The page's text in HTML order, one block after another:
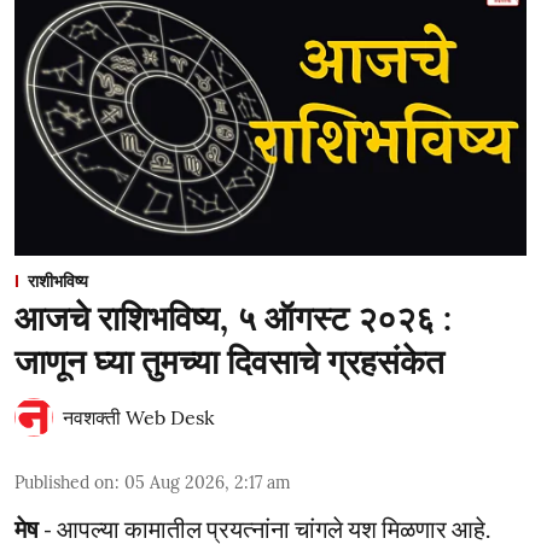
राशीभविष्य
आजचे राशिभविष्य, ५ ऑगस्ट २०२६ :
जाणून घ्या तुमच्या दिवसाचे ग्रहसंकेत
नवशक्ती Web Desk
Published on: 05 Aug 2026, 2:17 am
मेष- आपल्या कामातील प्रयत्नांना चांगले यश मिळणार आहे.